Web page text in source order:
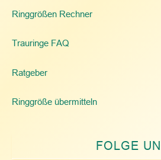
Ringgrößen Rechner
Trauringe FAQ
Ratgeber
Ringgröße übermitteln